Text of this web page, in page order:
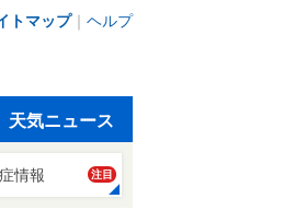
トマップ｜ ヘルプ
天気ニュース
情報 注目